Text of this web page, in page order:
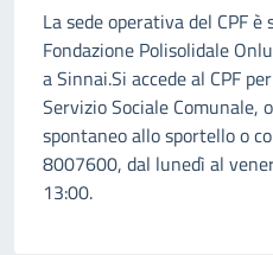
La sede operativa del CPF
Fondazione Polisolidale
a Sinnai.Si accede al CPF
Servizio Sociale Comunale,
spontaneo allo sportello o
8007600, dal lunedì al
13:00.